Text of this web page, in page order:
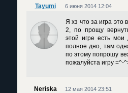
Tayumi 6 июня 2014 12:04
Я хз что за игра это
2, по прощу
этой игре есть
полное дно, там
по этому попрошу
пожалуйста игру =^-
Neriska 12 мая 2014 23:51